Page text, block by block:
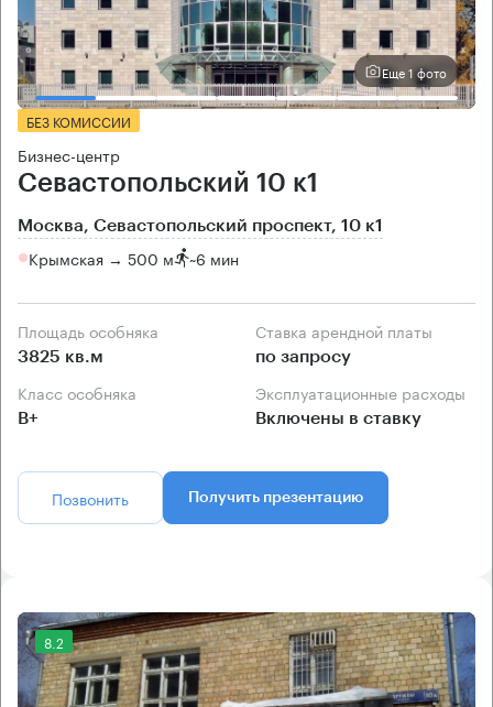
Еще 1 фото
БЕЗ КОМИССИИ
Бизнес-центр
Севастопольский 10 к1
Москва, Севастопольский проспект, 10 к1
Крымская → 500 м ~6 мин
Площадь особняка
3825 кв.м
Ставка арендной платы
по запросу
Класс особняка
B+
Эксплуатационные расходы
Включены в ставку
Позвонить Получить презентацию
8.2